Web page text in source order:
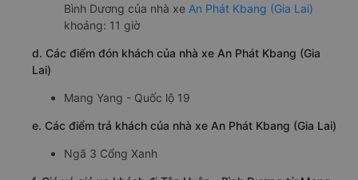
Bình Dương của nhà xe An Phát Kbang (Gia Lai)
khoảng: 11 giờ
d. Các điểm đón khách của nhà xe An Phát Kbang (Gia
Lai)
Mang Yang - Quốc lộ 19
e. Các điểm trả khách của nhà xe An Phát Kbang (Gia Lai)
Ngã 3 Cổng Xanh